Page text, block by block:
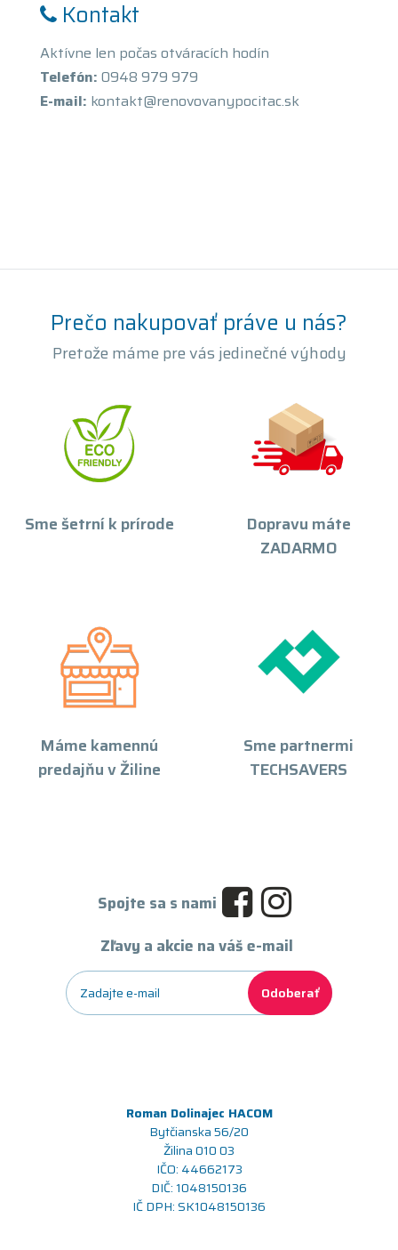
Kontakt
Aktívne len počas otváracích hodín
Telefón: 0948 979 979
E-mail: kontakt@renovovanypocitac.sk
Prečo nakupovať práve u nás?
Pretože máme pre vás jedinečné výhody
Sme šetrní k prírode
Dopravu máte
ZADARMO
Máme kamennú
predajňu v Žiline
Sme partnermi
TECHSAVERS
Spojte sa s nami
Zľavy a akcie na váš e-mail
Odoberať
Roman Dolinajec HACOM
Bytčianska 56/20
Žilina 010 03
IČO: 44662173
DIČ: 1048150136
IČ DPH: SK1048150136